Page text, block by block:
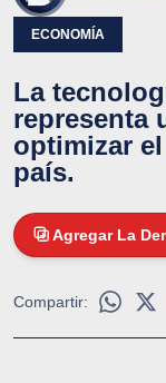
ECONOMÍA
La
representa
optimizar
país.
Agregar La
Compartir: